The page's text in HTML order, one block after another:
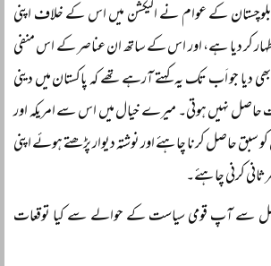
کے عوام نے الیکشن میں اس کے خلاف اپنی
کر دیا ہے، اور اس کے ساتھ ان عناصر کے اس منفی
دیا جو اَب تک یہ کہتے آرہے تھے کہ پاکستان میں دینی
حاصل نہیں ہوتی۔ میرے خیال میں اس سے امریکہ اور
حاصل کرنا چاہئے اور نوشتہ دیوار پڑھتے ہوئے اپنی
کرنی چاہئے۔
سے آپ قومی سیاست کے حوالے سے کیا توقعات